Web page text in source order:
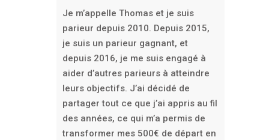
Je m’appelle Thomas et je suis
parieur depuis 2010. Depuis 2015,
je suis un parieur gagnant, et
depuis 2016, je me suis engagé à
aider d’autres parieurs à atteindre
leurs objectifs. J’ai décidé de
partager tout ce que j’ai appris au fil
des années, ce qui m’a permis de
transformer mes 500€ de départ en